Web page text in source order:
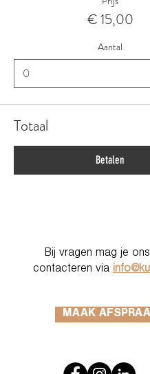
€ 15,00
Aantal
Totaal
Betalen
Bij vragen mag je
contacteren via
MAAK